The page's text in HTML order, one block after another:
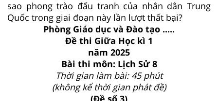
sao phong trào đấu tranh của nhân dân Trung
Quốc trong giai đoạn này lần lượt thất bại?
Phòng Giáo dục và Đào tạo .....
Đề thi Giữa Học kì 1
năm 2025
Bài thi môn: Lịch Sử 8
Thời gian làm bài: 45 phút
(không kể thời gian phát đề)
(Đề số 3)